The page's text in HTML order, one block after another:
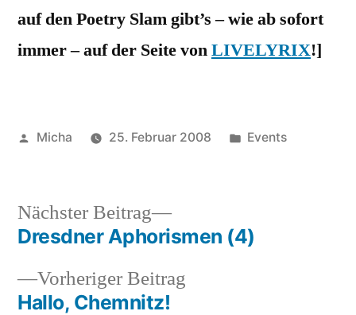
auf den Poetry Slam gibt’s – wie ab sofort
immer – auf der Seite vonLIVELYRIX!]
Veröffentlicht
Micha 25. Februar 2008
Veröffentlicht
Events
Beitragsnavigation
Vorheriger Beitrag
Hallo, Chemnitz!
Nächster Beitrag
Nächster
Beitrag:
Dresdner Aphorismen (4)